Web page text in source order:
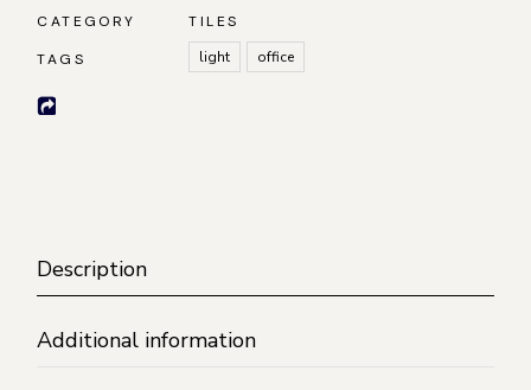
CATEGORY
TILES
TAGS
light office
Description
Additional information